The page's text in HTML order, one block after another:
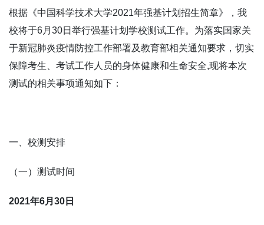
根据《中国科学技术大学2021年强基计划招生简章》，我
校将于6月 30日举行强基计划学校测试工作。为落实国家关
于新冠肺炎疫情防控工作部署及教育部相关通知要求，切实
保障考生、考试工作人员的身体健康和生命安全,现将本次
测试的相关事项通知如下：
一、校测安排
（一）测试时间
2021年6月 30 日